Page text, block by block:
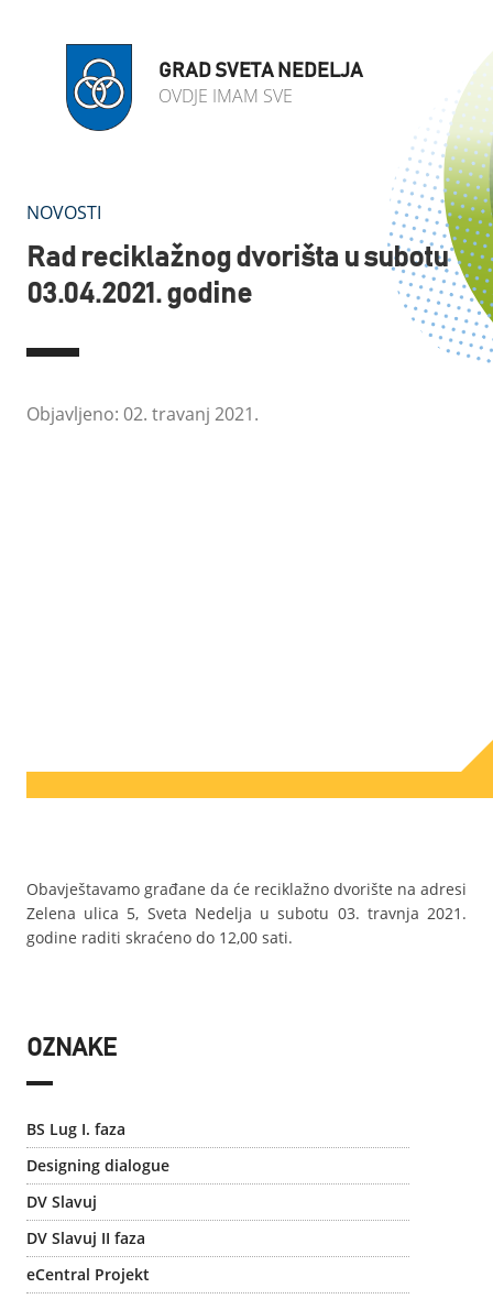
GRAD SVETA NEDELJA
OVDJE IMAM SVE
NOVOSTI
Rad reciklažnog dvorišta u subotu
03.04.2021. godine
Objavljeno: 02. travanj 2021.
Obavještavamo građane da će reciklažno dvorište na adresi
Zelena ulica 5, Sveta Nedelja u subotu 03. travnja 2021.
godine raditi skraćeno do 12,00 sati.
OZNAKE
BS Lug I. faza
Designing dialogue
DV Slavuj
DV Slavuj II faza
eCentral Projekt